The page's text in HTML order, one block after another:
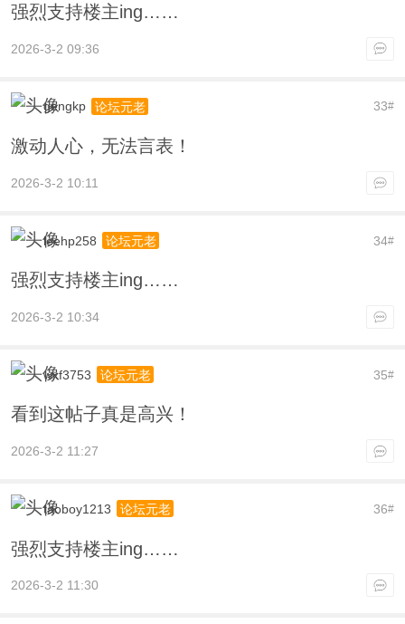
强烈支持楼主ing……
2026-3-2 09:36
33#
gengkp 论坛元老
激动人心，无法言表！
2026-3-2 10:11
34#
leehp258 论坛元老
强烈支持楼主ing……
2026-3-2 10:34
35#
wxf3753 论坛元老
看到这帖子真是高兴！
2026-3-2 11:27
36#
taoboy1213 论坛元老
强烈支持楼主ing……
2026-3-2 11:30